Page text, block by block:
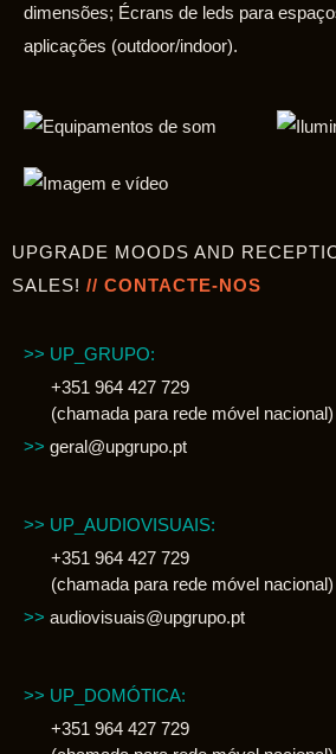
dimensões; Écrans de leds para
aplicações (outdoor/indoor).
UPGRADE MOODS AND
SALES! // CONTACTE-NOS
>> UP_GRUPO:
+351 964 427 729
(chamada para rede móvel nacional)
>> geral@upgrupo.pt
>> UP_AUDIOVISUAIS:
+351 964 427 729
(chamada para rede móvel nacional)
>> audiovisuais@upgrupo.pt
>> UP_DOMÓTICA:
+351 964 427 729